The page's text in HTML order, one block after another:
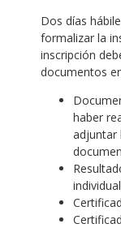
Dos días
formalizar la
inscripción
documentos
haber
adjuntar